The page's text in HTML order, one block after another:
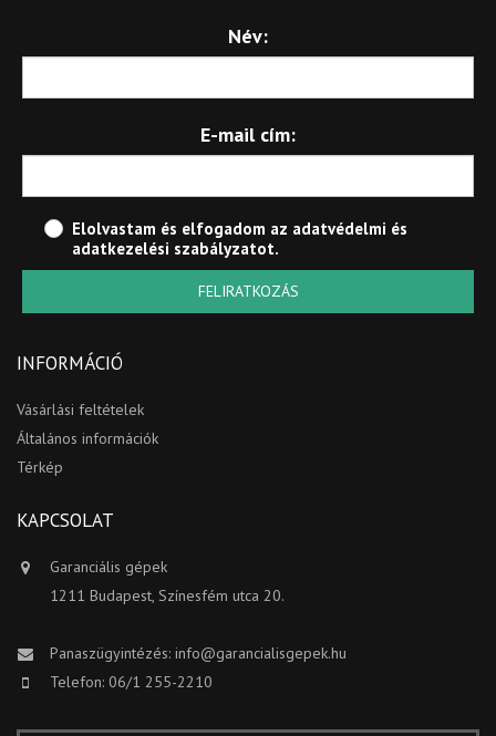
Név:
E-mail cím:
Elolvastam és elfogadom az adatvédelmi és
adatkezelési szabályzatot.
FELIRATKOZÁS
INFORMÁCIÓ
Vásárlási feltételek
Általános információk
Térkép
KAPCSOLAT
Garanciális gépek
1211 Budapest, Színesfém utca 20.
Panaszügyintézés: info@garancialisgepek.hu
Telefon: 06/1 255-2210